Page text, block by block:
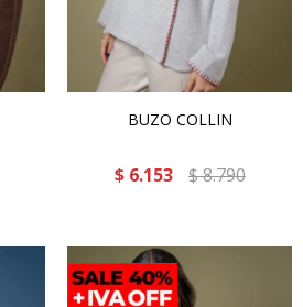
BUZO COLLIN
$ 6.153 $8.790